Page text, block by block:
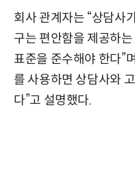
회사 관계자는 “상담사
구는 편안함을 제공하
표준을 준수해야 한다”
를 사용하면 상담사와
다”고 설명했다.